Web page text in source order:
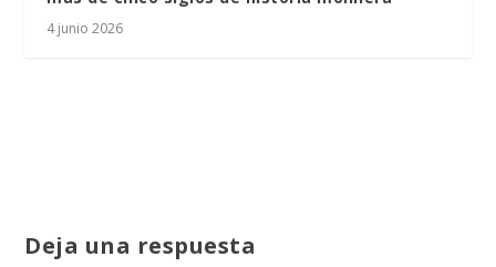
4 junio 2026
Deja una respuesta